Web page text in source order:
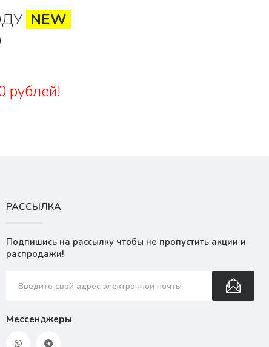
NEW
рублей!
РАССЫЛКА
Подпишись на рассылку чтобы не пропустить акции и
распродажи!
Мессенджеры